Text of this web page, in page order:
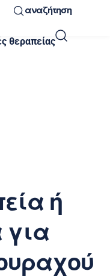
αναζήτηση
θεραπείας
ή
για